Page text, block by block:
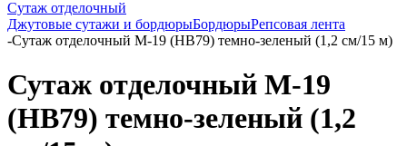
Сутаж отделочный
Джутовые сутажи и бордюрыБордюрыРепсовая лента
-Сутаж отделочный M-19 (HB79) темно-зеленый (1,2 см/15 м)
Сутаж отделочный M-19
(HB79) темно-зеленый (1,2